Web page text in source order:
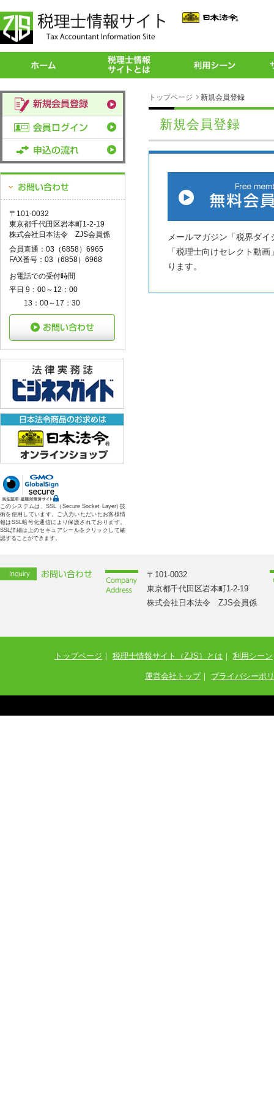
〒101-0032
東京都千代田区岩本町1-2-19
株式会社日本法令 ZJS会員係
会員直通：03（6858）6965
FAX番号：03（6858）6968
お電話での受付時間
平日 9：00～12：00
13：00～17：30
このシステムは、SSL（Secure Socket Layer) 技
術を使用しています。ご入力いただいたお客様情
報はSSL暗号化通信により保護されております。
SSL詳細は上のセキュアシールをクリックして確
認することができます。
トップページ 新規会員登録
新規会員登録
メールマガジン「税界ダイ
「税理士向けセレクト動
ります。
〒101-0032
東京都千代田区岩本町1-2-19
株式会社日本法令 ZJS会員係
トップページ ｜ 税理士情報サイト（ZJS）とは ｜ 利用シーン
運営会社トップ｜ プライバシーポ